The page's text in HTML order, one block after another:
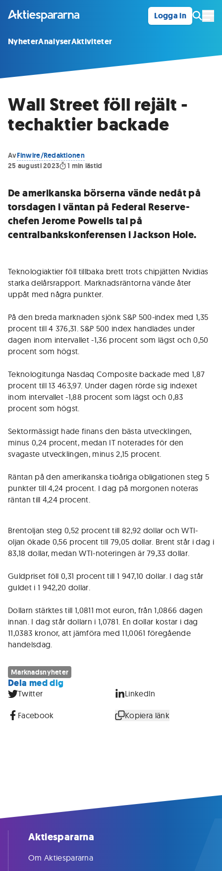
Logga in
NyheterAnalyserAktiviteter
Wall Street föll rejält -
techaktier backade
AvFinwire/Redaktionen
25 augusti 2023
1 min lästid
De amerikanska börserna vände nedåt på
torsdagen i väntan på Federal Reserve-
chefen Jerome Powells tal på
centralbankskonferensen i Jackson Hole.
Teknologiaktier föll tillbaka brett trots chipjätten Nvidias
starka delårsrapport. Marknadsräntorna vände åter
uppåt med några punkter.
På den breda marknaden sjönk S&P 500-index med 1,35
procent till 4 376,31. S&P 500 index handlades under
dagen inom intervallet -1,36 procent som lägst och 0,50
procent som högst.
Teknologitunga Nasdaq Composite backade med 1,87
procent till 13 463,97. Under dagen rörde sig indexet
inom intervallet -1,88 procent som lägst och 0,83
procent som högst.
Sektormässigt hade finans den bästa utvecklingen,
minus 0,24 procent, medan IT noterades för den
svagaste utvecklingen, minus 2,15 procent.
Räntan på den amerikanska tioåriga obligationen steg 5
punkter till 4,24 procent. I dag på morgonen noteras
räntan till 4,24 procent.
Brentoljan steg 0,52 procent till 82,92 dollar och WTI-
oljan ökade 0,56 procent till 79,05 dollar. Brent står i dag i
83,18 dollar, medan WTI-noteringen är 79,33 dollar.
Guldpriset föll 0,31 procent till 1 947,10 dollar. I dag står
guldet i 1 942,20 dollar.
Dollarn stärktes till 1,0811 mot euron, från 1,0866 dagen
innan. I dag står dollarn i 1,0781. En dollar kostar i dag
11,0383 kronor, att jämföra med 11,0061 föregående
handelsdag.
Marknadsnyheter
Dela med dig
Twitter LinkedIn
Facebook Kopiera länk
Aktiespararna
Om Aktiespararna